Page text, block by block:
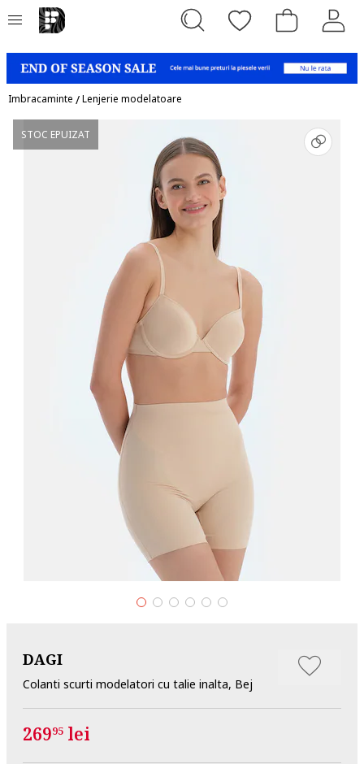
Imbracaminte /Lenjerie modelatoare
STOC EPUIZAT
DAGI
Colanti scurti modelatori cu talie inalta, Bej
26995 lei